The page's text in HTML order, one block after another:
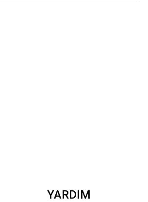
YARDIM